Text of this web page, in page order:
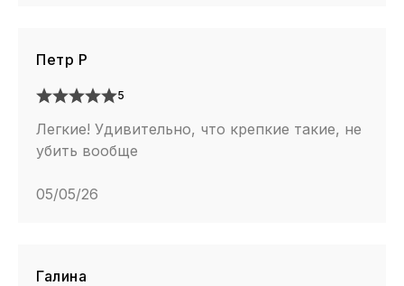
Петр Р
5
Легкие! Удивительно, что крепкие такие, не
убить вообще
05/05/26
Галина